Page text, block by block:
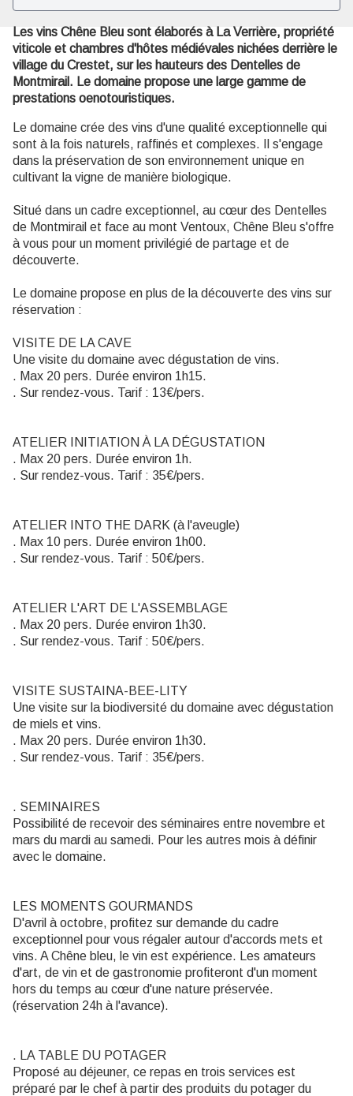
Les vins Chêne Bleu sont élaborés à La Verrière, propriété
viticole et chambres d'hôtes médiévales nichées derrière le
village du Crestet, sur les hauteurs des Dentelles de
Montmirail. Le domaine propose une large gamme de
prestations oenotouristiques.
Le domaine crée des vins d'une qualité exceptionnelle qui
sont à la fois naturels, raffinés et complexes. Il s'engage
dans la préservation de son environnement unique en
cultivant la vigne de manière biologique.
Situé dans un cadre exceptionnel, au cœur des Dentelles
de Montmirail et face au mont Ventoux, Chêne Bleu s'offre
à vous pour un moment privilégié de partage et de
découverte.
Le domaine propose en plus de la découverte des vins sur
réservation :
VISITE DE LA CAVE
Une visite du domaine avec dégustation de vins.
. Max 20 pers. Durée environ 1h15.
. Sur rendez-vous. Tarif : 13€/pers.
ATELIER INITIATION À LA DÉGUSTATION
. Max 20 pers. Durée environ 1h.
. Sur rendez-vous. Tarif : 35€/pers.
ATELIER INTO THE DARK (à l'aveugle)
. Max 10 pers. Durée environ 1h00.
. Sur rendez-vous. Tarif : 50€/pers.
ATELIER L'ART DE L'ASSEMBLAGE
. Max 20 pers. Durée environ 1h30.
. Sur rendez-vous. Tarif : 50€/pers.
VISITE SUSTAINA-BEE-LITY
Une visite sur la biodiversité du domaine avec dégustation
de miels et vins.
. Max 20 pers. Durée environ 1h30.
. Sur rendez-vous. Tarif : 35€/pers.
. SEMINAIRES
Possibilité de recevoir des séminaires entre novembre et
mars du mardi au samedi. Pour les autres mois à définir
avec le domaine.
LES MOMENTS GOURMANDS
D'avril à octobre, profitez sur demande du cadre
exceptionnel pour vous régaler autour d'accords mets et
vins. A Chêne bleu, le vin est expérience. Les amateurs
d'art, de vin et de gastronomie profiteront d'un moment
hors du temps au cœur d'une nature préservée.
(réservation 24h à l'avance).
. LA TABLE DU POTAGER
Proposé au déjeuner, ce repas en trois services est
préparé par le chef à partir des produits du potager du